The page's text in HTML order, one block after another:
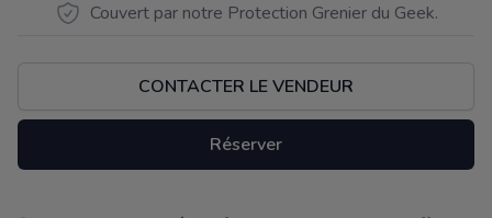
Couvert par notre Protection Grenier du Geek.
CONTACTER LE VENDEUR
Réserver